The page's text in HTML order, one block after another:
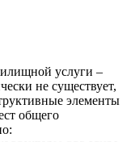
услуги –
не существует,
элементы
общего